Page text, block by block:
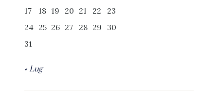
17
18 19 20 21 22
23
24 25 26 27 28 29
30
31
« Lug